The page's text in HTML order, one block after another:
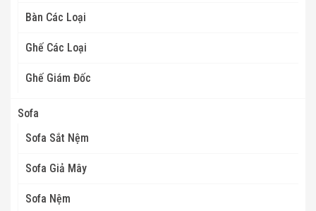
Bàn Các Loại
Ghế Các Loại
Ghế Giám Đốc
Sofa
Sofa Sắt Nệm
Sofa Giả Mây
Sofa Nệm